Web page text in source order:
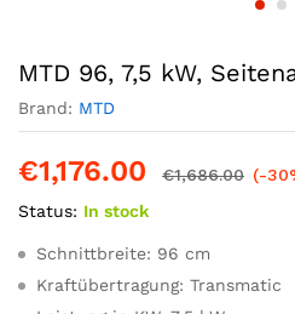
MTD 96, 7,5 kW,
Brand: MTD
€1,176.00 €1,686.00 (-
Status: In stock
Schnittbreite: 96 cm
Kraftübertragung: Transmatic